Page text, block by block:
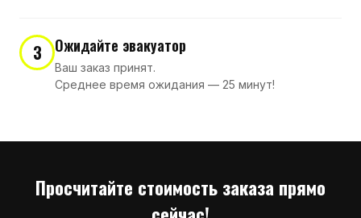
3 Ожидайте эвакуатор
Ваш заказ принят.
Среднее время ожидания — 25 минут!
Просчитайте стоимость заказа прямо